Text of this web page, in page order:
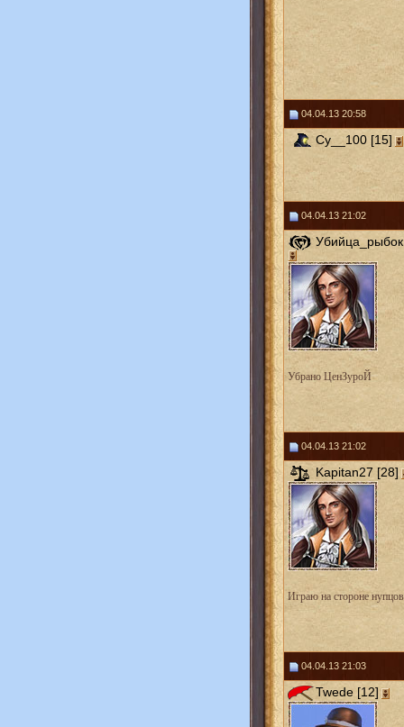
04.04.13 20:58
Cy__100 [15]
04.04.13 21:02
Убрано ЦенЗуроЙ
04.04.13 21:02
Kapitan27 [28]
Играю на стороне нупцов
04.04.13 21:03
Twede [12]